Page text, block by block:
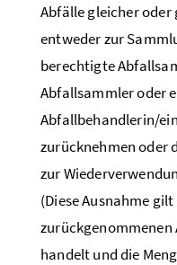
Abfälle gleicher
entweder zur
berechtigte
Abfallsammler oder
Abfallbehandlerin/
zurücknehmen oder
zur
(Diese Ausnahme
handelt und die